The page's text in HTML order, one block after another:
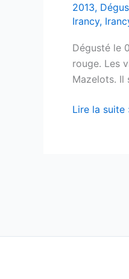
2013,
Irancy,
Dégusté le
rouge. Les
Mazelots. Il
Irancy
2008
Lire la suite